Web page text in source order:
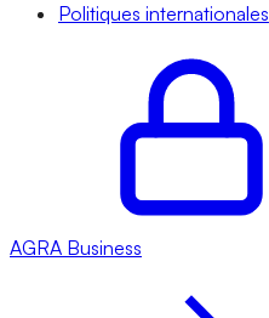
Politiques internationales
AGRA Business